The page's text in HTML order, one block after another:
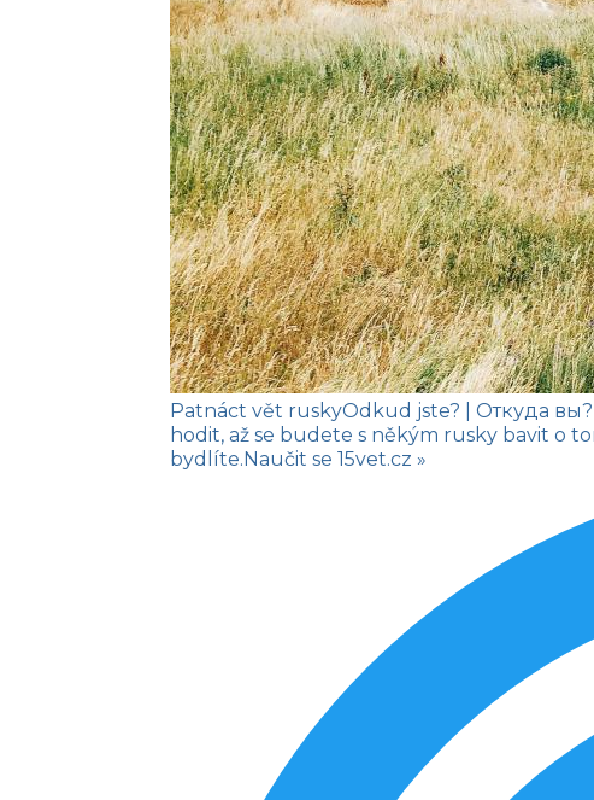
Patnáct vět ruskyOdkud jste? | Откуда вы?
hodit, až se budete s někým rusky bavit o
bydlíte.Naučit se 15vet.cz »